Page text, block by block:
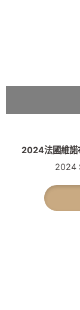
2024法國維諾
2024